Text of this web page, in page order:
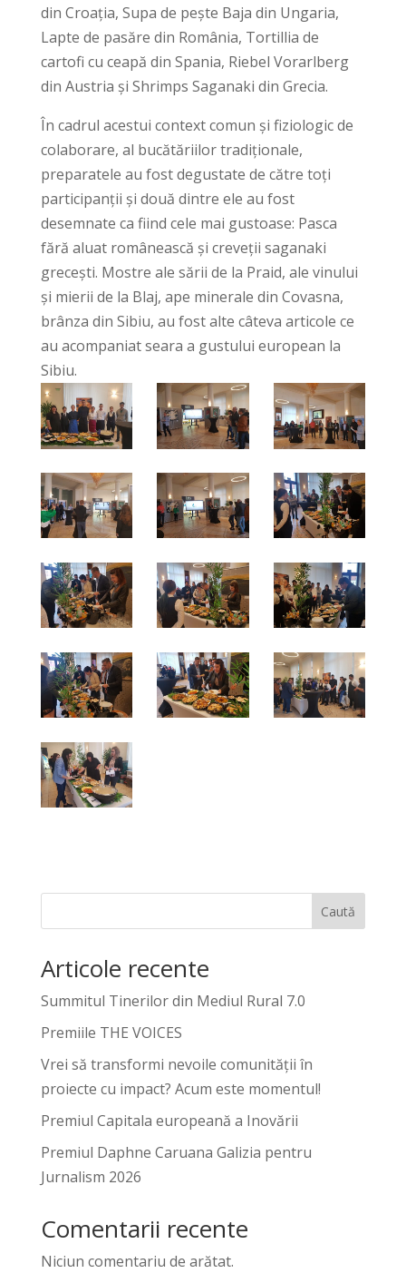
din Croația, Supa de pește Baja din Ungaria,
Lapte de pasăre din România, Tortillia de
cartofi cu ceapă din Spania, Riebel Vorarlberg
din Austria și Shrimps Saganaki din Grecia.
În cadrul acestui context comun și fiziologic de
colaborare, al bucătăriilor tradiționale,
preparatele au fost degustate de către toți
participanții și două dintre ele au fost
desemnate ca fiind cele mai gustoase: Pasca
fără aluat românească și creveții saganaki
grecești. Mostre ale sării de la Praid, ale vinului
și mierii de la Blaj, ape minerale din Covasna,
brânza din Sibiu, au fost alte câteva articole ce
au acompaniat seara a gustului european la
Sibiu.
Caută
Articole recente
Summitul Tinerilor din Mediul Rural 7.0
Premiile THE VOICES
Vrei să transformi nevoile comunității în
proiecte cu impact? Acum este momentul!
Premiul Capitala europeană a Inovării
Premiul Daphne Caruana Galizia pentru
Jurnalism 2026
Comentarii recente
Niciun comentariu de arătat.